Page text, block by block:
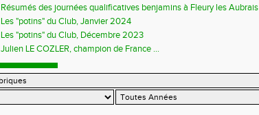
Résumés des journées qualificatives benjamins à Fleury les Aubrais
Les "potins" du Club, Janvier 2024
Les "potins" du Club, Décembre 2023
Julien LE COZLER, champion de France ...